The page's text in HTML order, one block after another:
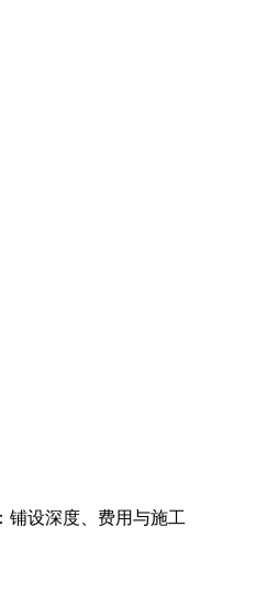
铺设深度、费用与施工